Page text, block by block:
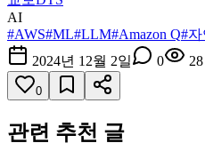
AI
#AWS#ML#LLM#Amazon Q#자
2024년 12월 2일
0 28
0
관련 추천 글